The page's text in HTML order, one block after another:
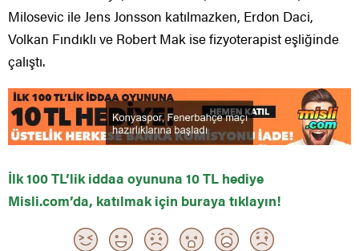
Milosevic ile Jens Jonsson katılmazken, Erdon Daci,
Volkan Fındıklı ve Robert Mak ise fizyoterapist eşliğinde
çalıştı.
İlk 100 TL’lik iddaa oyununa 10 TL hediye
Misli.com’da, katılmak için buraya tıklayın!